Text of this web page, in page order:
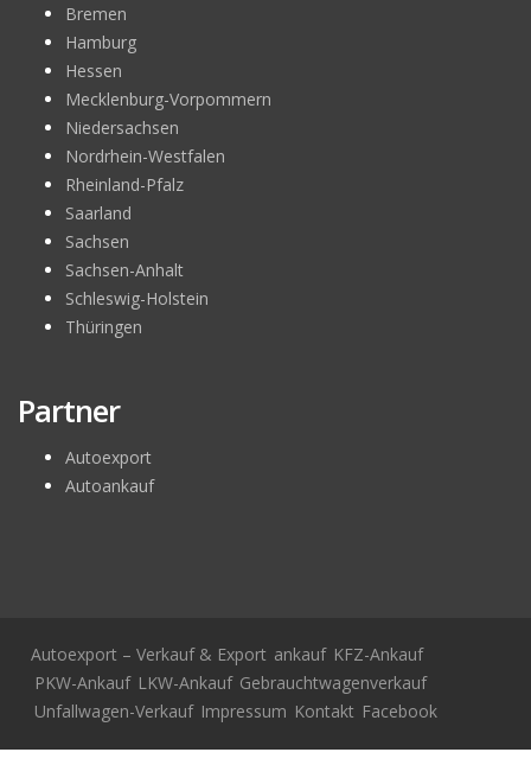
Bremen
Hamburg
Hessen
Mecklenburg-Vorpommern
Niedersachsen
Nordrhein-Westfalen
Rheinland-Pfalz
Saarland
Sachsen
Sachsen-Anhalt
Schleswig-Holstein
Thüringen
Partner
Autoexport
Autoankauf
Autoexport – Verkauf & Export ankauf KFZ-Ankauf
PKW-Ankauf LKW-Ankauf Gebrauchtwagenverkauf
Unfallwagen-Verkauf Impressum Kontakt Facebook